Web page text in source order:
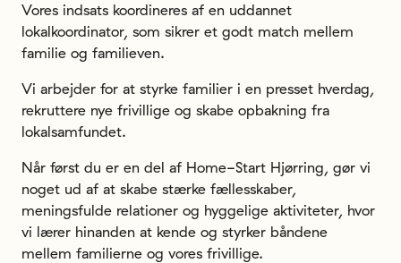
Vores indsats koordineres af en uddannet
lokalkoordinator, som sikrer et godt match mellem
familie og familieven.
Vi arbejder for at styrke familier i en presset hverdag,
rekruttere nye frivillige og skabe opbakning fra
lokalsamfundet.
Når først du er en del af Home-Start Hjørring, gør vi
noget ud af at skabe stærke fællesskaber,
meningsfulde relationer og hyggelige aktiviteter, hvor
vi lærer hinanden at kende og styrker båndene
mellem familierne og vores frivillige.